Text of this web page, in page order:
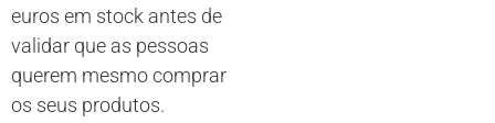
euros em stock antes de
validar que as pessoas
querem mesmo comprar
os seus produtos.